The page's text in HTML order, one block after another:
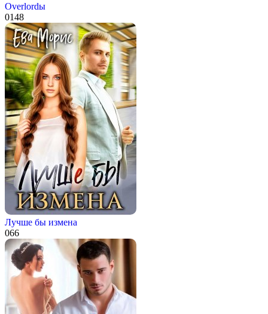
Overlordы
0148
Лучше бы измена
066